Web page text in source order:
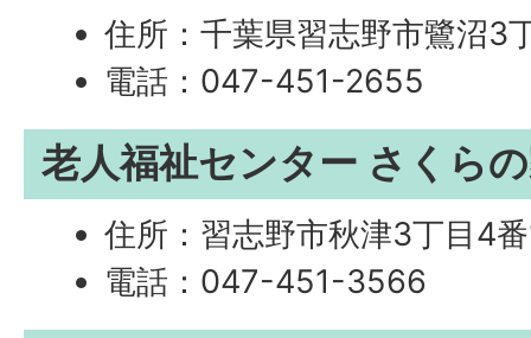
住所：千葉県習志野市鷺沼3
電話：047-451-2655
老人福祉センター さくら
住所：習志野市秋津3丁目4
電話：047-451-3566